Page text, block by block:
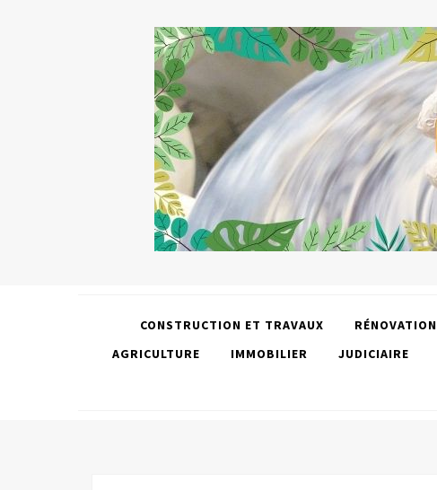
CONSTRUCTION ET TRAVAUX RÉNOVATION
AGRICULTURE
IMMOBILIER JUDICIAIRE